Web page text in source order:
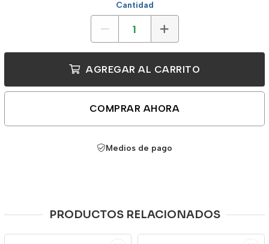
Cantidad
AGREGAR AL CARRITO
COMPRAR AHORA
Medios de pago
PRODUCTOS RELACIONADOS